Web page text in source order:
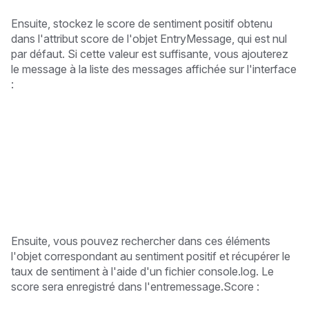
Ensuite, stockez le score de sentiment positif obtenu
dans l'attribut score de l'objet EntryMessage, qui est nul
par défaut. Si cette valeur est suffisante, vous ajouterez
le message à la liste des messages affichée sur l'interface
:
Ensuite, vous pouvez rechercher dans ces éléments
l'objet correspondant au sentiment positif et récupérer le
taux de sentiment à l'aide d'un fichier console.log. Le
score sera enregistré dans l'entremessage.Score :